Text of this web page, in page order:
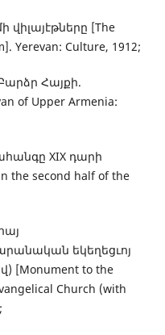
վիլայէթները [The
Yerevan: Culture, 1912;
Հայքի.
of Upper Armenia:
XIX դարի
the second half of the
եկեղեցւոյ
[Monument to the
Church (with